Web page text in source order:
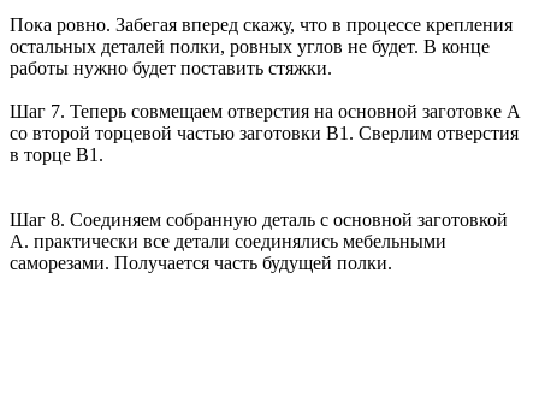
Пока ровно. Забегая вперед скажу, что в процессе крепления
остальных деталей полки, ровных углов не будет. В конце
работы нужно будет поставить стяжки.
Шаг 7. Теперь совмещаем отверстия на основной заготовке А
со второй торцевой частью заготовки В1. Сверлим отверстия
в торце В1.
Шаг 8. Соединяем собранную деталь с основной заготовкой
А. практически все детали соединялись мебельными
саморезами. Получается часть будущей полки.